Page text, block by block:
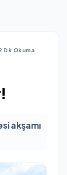
Dk Okuma
akşamı